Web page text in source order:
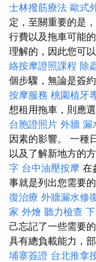
士林撥筋療法 歐式
定，至關重要的是
行費以及拖車可能
理解的，因此您可
絡按摩證照課程 除
個步驟，無論是簽
按摩服務 桃園植牙
想租用拖車，則應
台胞證照片 外牆 漏
因素的影響。 一種
以及了解新地方的方
字 台中油壓按摩 在
事就是列出您需要
復治療 外牆漏水修
家 外燴 聽力檢查
己忘記了一些需要
具有總負載能力，
埔寨簽證 台北推拿